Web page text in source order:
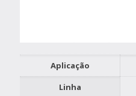
Aplicação
Linha